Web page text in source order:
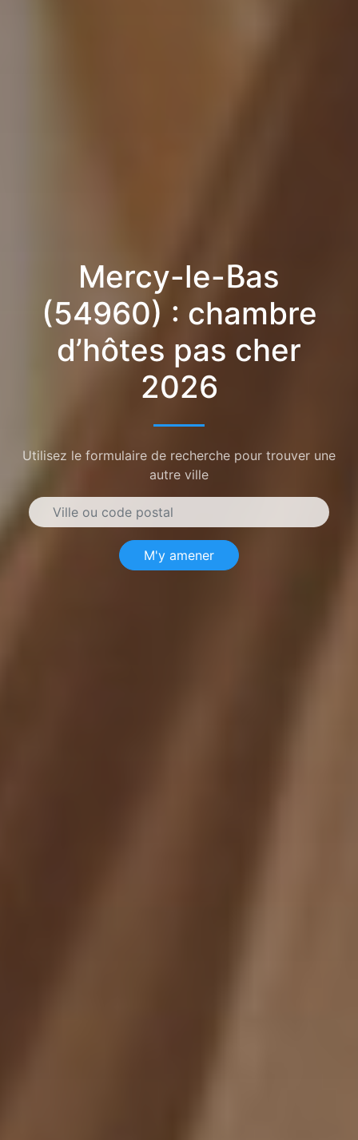
Mercy-le-Bas
(54960) : chambre
d’hôtes pas cher
2026
Utilisez le formulaire de recherche pour trouver une
autre ville
M'y amener